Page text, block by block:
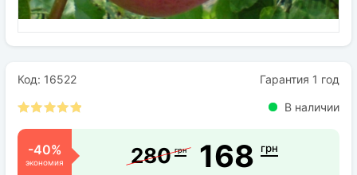
Средства защиты растений
Код: 16522 Гарантия 1 год
В наличии
-40%
экономия 280 грн 168 грн